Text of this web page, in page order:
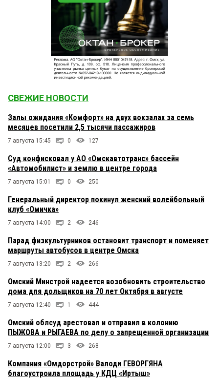
СВЕЖИЕ НОВОСТИ
Залы ожидания «Комфорт» на двух вокзалах за семь
месяцев посетили 2,5 тысячи пассажиров
7 августа 15:45 0 127
Суд конфисковал у АО «Омскавтотранс» бассейн
«Автомобилист» и землю в центре города
7 августа 15:01 0 250
Генеральный директор покинул женский волейбольный
клуб «Омичка»
7 августа 14:00 2 246
Парад физкультурников остановит транспорт и поменяет
маршруты автобусов в центре Омска
7 августа 13:20 2 266
Омский Минстрой надеется возобновить строительство
дома для дольщиков на 70 лет Октября в августе
7 августа 12:40 1 444
Омский облсуд арестовал и отправил в колонию
ПЫЖОВА и РЫГАЕВА по делу о запрещенной организации
7 августа 12:00 3 268
Компания «Омдорстрой» Валоди ГЕВОРГЯНА
благоустроила площадь у КДЦ «Иртыш»